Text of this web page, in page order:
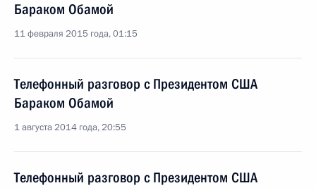
Бараком Обамой
11 февраля 2015 года, 01:15
Телефонный разговор с Президентом США
Бараком Обамой
1 августа 2014 года, 20:55
Телефонный разговор с Президентом США